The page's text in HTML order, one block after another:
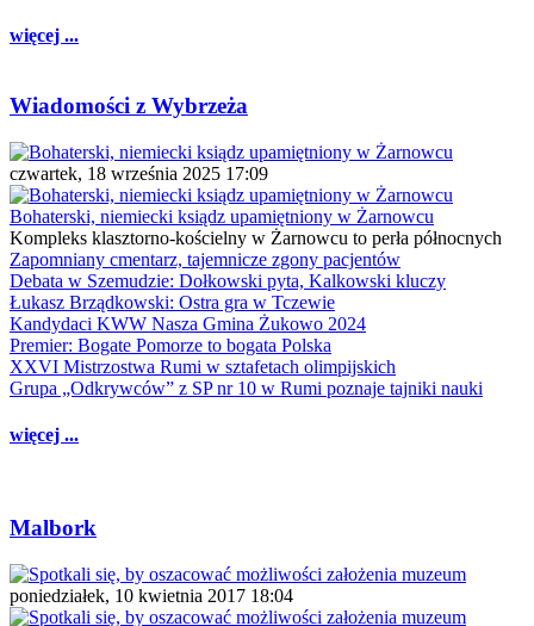
więcej ...
Wiadomości z Wybrzeża
czwartek, 18 września 2025 17:09
Bohaterski, niemiecki ksiądz upamiętniony w Żarnowcu
Kompleks klasztorno-kościelny w Żarnowcu to perła północnych
Zapomniany cmentarz, tajemnicze zgony pacjentów
Debata w Szemudzie: Dołkowski pyta, Kalkowski kluczy
Łukasz Brządkowski: Ostra gra w Tczewie
Kandydaci KWW Nasza Gmina Żukowo 2024
Premier: Bogate Pomorze to bogata Polska
XXVI Mistrzostwa Rumi w sztafetach olimpijskich
Grupa „Odkrywców” z SP nr 10 w Rumi poznaje tajniki nauki
więcej ...
Malbork
poniedziałek, 10 kwietnia 2017 18:04